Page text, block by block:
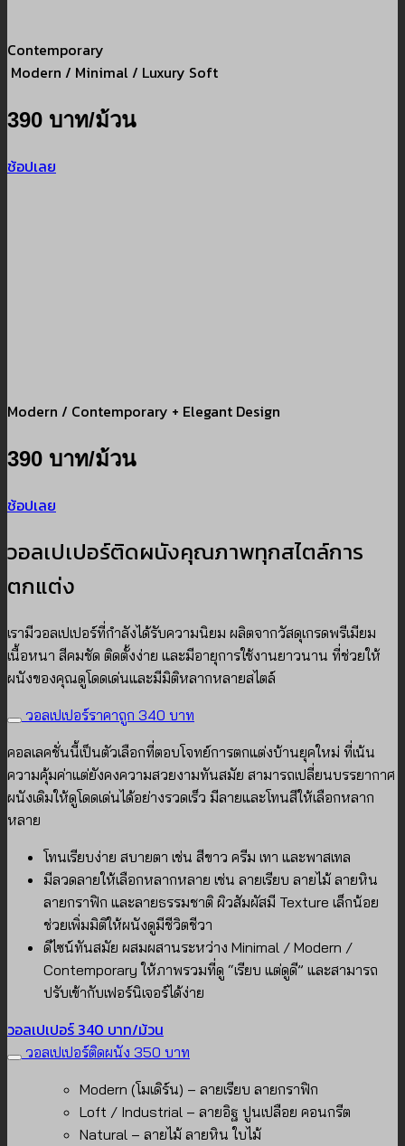
Contemporary
Modern / Minimal / Luxury Soft
390 บาท/ม้วน
ช้อปเลย
Modern / Contemporary + Elegant Design
390 บาท/ม้วน
ช้อปเลย
วอลเปเปอร์ติดผนังคุณภาพทุกสไตล์การ
ตกแต่ง
เรามีวอลเปเปอร์ที่กำลังได้รับความนิยม ผลิตจากวัสดุเกรดพรีเมียม
เนื้อหนา สีคมชัด ติดตั้งง่าย และมีอายุการใช้งานยาวนาน ที่ช่วยให้
ผนังของคุณดูโดดเด่นและมีมิติหลากหลายสไตล์
วอลเปเปอร์ราคาถูก 340 บาท
คอลเลคชั่นนี้เป็นตัวเลือกที่ตอบโจทย์การตกแต่งบ้านยุคใหม่ ที่เน้น
ความคุ้มค่าแต่ยังคงความสวยงามทันสมัย สามารถเปลี่ยนบรรยากาศ
ผนังเดิมให้ดูโดดเด่นได้อย่างรวดเร็ว มีลายและโทนสีให้เลือกหลาก
หลาย
โทนเรียบง่าย สบายตา เช่น สีขาว ครีม เทา และพาสเทล
มีลวดลายให้เลือกหลากหลาย เช่น ลายเรียบ ลายไม้ ลายหิน
ลายกราฟิก และลายธรรมชาติ ผิวสัมผัสมี Texture เล็กน้อย
ช่วยเพิ่มมิติให้ผนังดูมีชีวิตชีวา
ดีไซน์ทันสมัย ผสมผสานระหว่าง Minimal / Modern /
Contemporary ให้ภาพรวมที่ดู “เรียบ แต่ดูดี” และสามารถ
ปรับเข้ากับเฟอร์นิเจอร์ได้ง่าย
วอลเปเปอร์ 340 บาท/ม้วน
วอลเปเปอร์ติดผนัง 350 บาท
Modern (โมเดิร์น) – ลายเรียบ ลายกราฟิก
Loft / Industrial – ลายอิฐ ปูนเปลือย คอนกรีต
Natural – ลายไม้ ลายหิน ใบไม้